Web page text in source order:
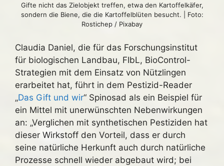
Gifte nicht das Zielobjekt treffen, etwa den Kartoffelkäfer,
sondern die Biene, die die Kartoffelblüten besucht. | Foto:
Rostichep / Pixabay
Claudia Daniel, die für das Forschungsinstitut
für biologischen Landbau, FIbL, BioControl-
Strategien mit dem Einsatz von Nützlingen
erarbeitet hat, führt in dem Pestizid-Reader
„Das Gift und wir“ Spinosad als ein Beispiel für
ein Mittel mit unerwünschten Nebenwirkungen
an: „Verglichen mit synthetischen Pestiziden hat
dieser Wirkstoff den Vorteil, dass er durch
seine natürliche Herkunft auch durch natürliche
Prozesse schnell wieder abgebaut wird; bei